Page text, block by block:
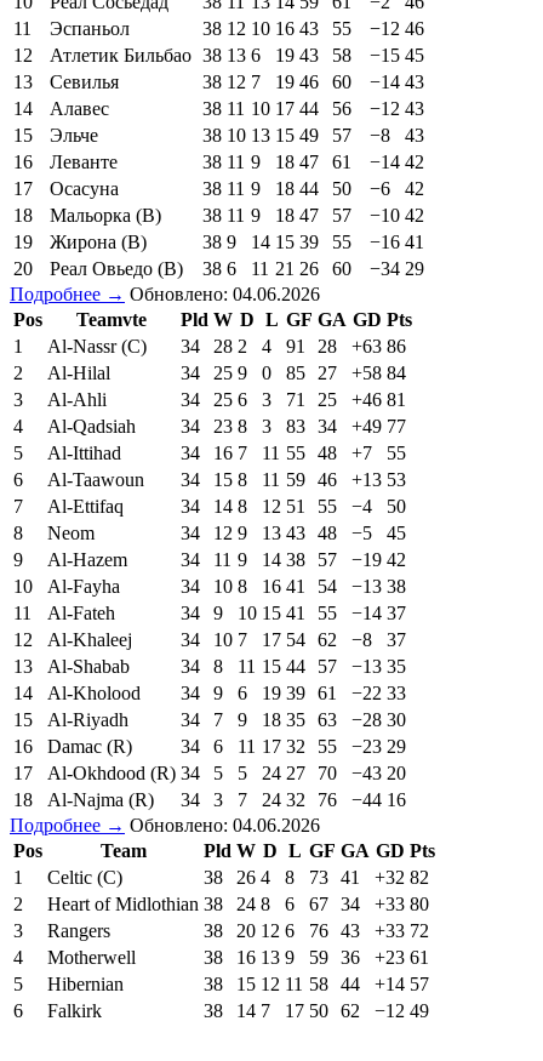
11
Эспаньол 38 12 10 16 43 55 −12 46
12
Атлетик Бильбао 38 13 6 19 43 58 −15 45
13
Севилья 38 12 7 19 46 60 −14 43
14
Алавес 38 11 10 17 44 56 −12 43
15
Эльче 38 10 13 15 49 57 −8
43
16
Леванте 38 11 9 18 47 61 −14 42
17
Осасуна 38 11 9 18 44 50 −6
42
18
Мальорка (В) 38 11 9 18 47 57 −10 42
19
Жирона (В) 38 9 14 15 39 55 −16 41
20
Реал Овьедо (В) 38 6 11 21 26 60 −34 29
Подробнее → Обновлено: 04.06.2026
Pos
Teamvte Pld W D L GF GA GD Pts
1
Al-Nassr (C) 34 28 2 4 91 28 +63 86
2
Al-Hilal 34 25 9 0 85 27 +58 84
3
Al-Ahli 34 25 6 3 71 25 +46 81
4
Al-Qadsiah 34 23 8 3 83 34 +49 77
5
Al-Ittihad 34 16 7 11 55 48 +7
55
6
Al-Taawoun 34 15 8 11 59 46 +13 53
7
Al-Ettifaq 34 14 8 12 51 55 −4
50
8
Neom 34 12 9 13 43 48 −5
45
9
Al-Hazem 34 11 9 14 38 57 −19 42
10
Al-Fayha 34 10 8 16 41 54 −13 38
11
Al-Fateh 34 9 10 15 41 55 −14 37
12
Al-Khaleej 34 10 7 17 54 62 −8
37
13
Al-Shabab 34 8 11 15 44 57 −13 35
14
Al-Kholood 34 9 6 19 39 61 −22 33
15
Al-Riyadh 34 7 9 18 35 63 −28 30
16
Damac (R) 34 6 11 17 32 55 −23 29
17
Al-Okhdood (R) 34 5 5 24 27 70 −43 20
18
Al-Najma (R) 34 3 7 24 32 76 −44 16
Подробнее → Обновлено: 04.06.2026
Pos
Team Pld W D L GF GA GD Pts
1
Celtic (C) 38 26 4 8 73 41 +32 82
2
Heart of Midlothian 38 24 8 6 67 34 +33 80
3
Rangers 38 20 12 6 76 43 +33 72
4
Motherwell 38 16 13 9 59 36 +23 61
5
Hibernian 38 15 12 11 58 44 +14 57
6
Falkirk 38 14 7 17 50 62 −12 49